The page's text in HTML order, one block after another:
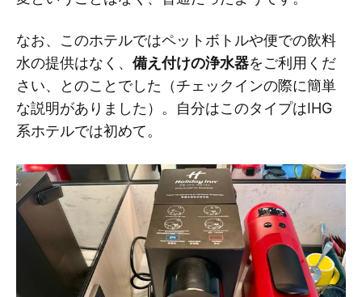
なお、このホテルではペットボトルや便での飲料
水の提供はなく、 備え付けの浄水器をご利用くだ
さい、とのことでした（チェックインの際に簡単
な説明がありました）。自分はこのタイプはIHG
系ホテルでは初めて。